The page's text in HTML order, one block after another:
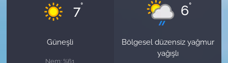
7°
Güneşli
Nem: %61
6°
Bölgesel düzensiz yağmur
yağışlı